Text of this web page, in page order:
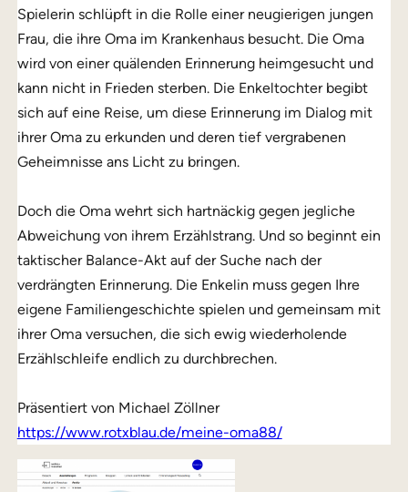
Spielerin schlüpft in die Rolle einer neugierigen jungen
Frau, die ihre Oma im Krankenhaus besucht. Die Oma
wird von einer quälenden Erinnerung heimgesucht und
kann nicht in Frieden sterben. Die Enkeltochter begibt
sich auf eine Reise, um diese Erinnerung im Dialog mit
ihrer Oma zu erkunden und deren tief vergrabenen
Geheimnisse ans Licht zu bringen.
Doch die Oma wehrt sich hartnäckig gegen jegliche
Abweichung von ihrem Erzählstrang. Und so beginnt ein
taktischer Balance-Akt auf der Suche nach der
verdrängten Erinnerung. Die Enkelin muss gegen Ihre
eigene Familiengeschichte spielen und gemeinsam mit
ihrer Oma versuchen, die sich ewig wiederholende
Erzählschleife endlich zu durchbrechen.
Präsentiert von Michael Zöllner
https://www.rotxblau.de/meine-oma88/